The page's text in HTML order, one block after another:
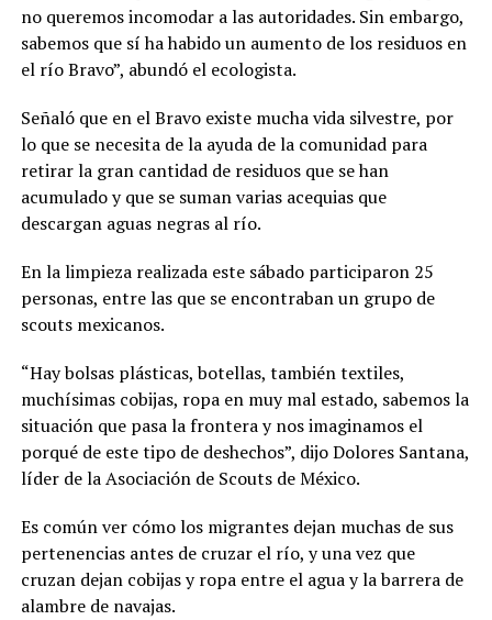
no queremos incomodar a las autoridades. Sin embargo,
sabemos que sí ha habido un aumento de los residuos en
el río Bravo”, abundó el ecologista.
Señaló que en el Bravo existe mucha vida silvestre, por
lo que se necesita de la ayuda de la comunidad para
retirar la gran cantidad de residuos que se han
acumulado y que se suman varias acequias que
descargan aguas negras al río.
En la limpieza realizada este sábado participaron 25
personas, entre las que se encontraban un grupo de
scouts mexicanos.
“Hay bolsas plásticas, botellas, también textiles,
muchísimas cobijas, ropa en muy mal estado, sabemos la
situación que pasa la frontera y nos imaginamos el
porqué de este tipo de deshechos”, dijo Dolores Santana,
líder de la Asociación de Scouts de México.
Es común ver cómo los migrantes dejan muchas de sus
pertenencias antes de cruzar el río, y una vez que
cruzan dejan cobijas y ropa entre el agua y la barrera de
alambre de navajas.